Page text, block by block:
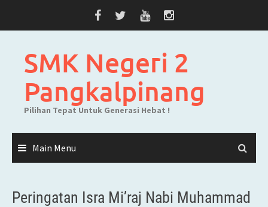
SMK Negeri 2
Pangkalpinang
Pilihan Tepat Untuk Generasi Hebat !
Main Menu
Peringatan Isra Mi’raj Nabi Muhammad